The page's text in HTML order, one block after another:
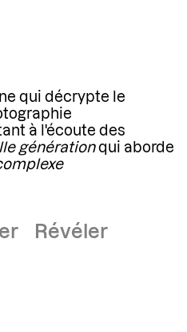
qui décrypte le
à l'écoute des
générationqui aborde
Révéler